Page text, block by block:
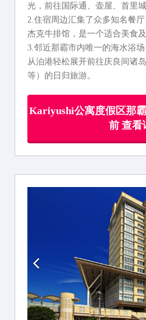
光，前往国际通、壶屋、首里城
2.住宿周边汇集了众多知名餐
杰克牛排馆，是一个适合美食
3.邻近那霸市内唯一的海水浴
从泊港轻松展开前往庆良间诸
等）的日归旅游。
Kariyushi公寓度假区那
前 查看